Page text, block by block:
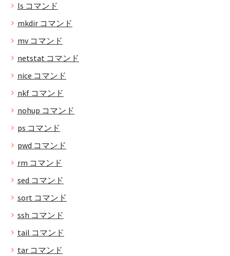
ls コマンド
mkdir コマンド
mv コマンド
netstat コマンド
nice コマンド
nkf コマンド
nohup コマンド
ps コマンド
pwd コマンド
rm コマンド
sed コマンド
sort コマンド
ssh コマンド
tail コマンド
tar コマンド